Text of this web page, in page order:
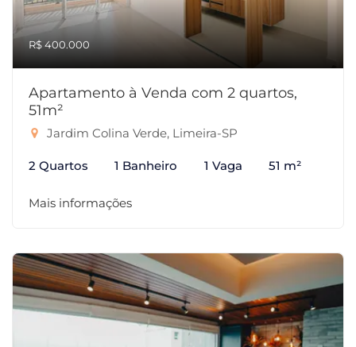
R$ 400.000
Apartamento à Venda com 2 quartos,
51m²
Jardim Colina Verde, Limeira-SP
2 Quartos 1 Banheiro 1 Vaga 51 m²
Mais informações